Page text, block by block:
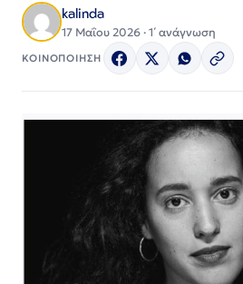
kalinda
17 Μαΐου 2026 · 1΄ ανάγνωση
ΚΟΙΝΟΠΟΙΗΣΗ